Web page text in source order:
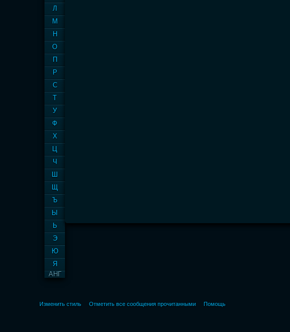
Л
М
Н
О
П
Р
С
Т
У
Ф
Х
Ц
Ч
Ш
Щ
Ъ
Ы
Ь
Э
Ю
Я
АНГ
Изменить стиль Отметить все сообщения прочитанными Помощь